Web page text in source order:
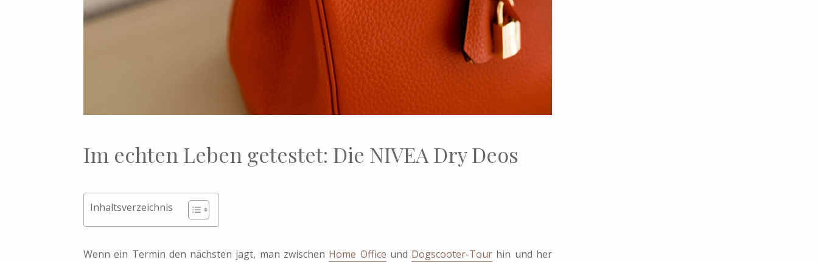
Im echten Leben getestet: Die NIVEA Dry Deos
Inhaltsverzeichnis
Wenn ein Termin den nächsten jagt, man zwischen Home Office und Dogscooter-Tour hin und her